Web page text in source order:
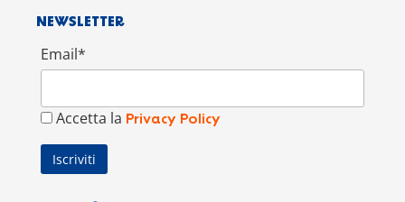
NEWSLETTER
Email*
Accetta la Privacy Policy